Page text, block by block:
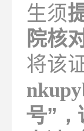
生须
院核
将该
号”，